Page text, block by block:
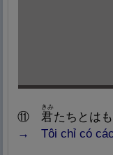
⑪ 君
きみ
たちとは
→ Tôi chỉ có